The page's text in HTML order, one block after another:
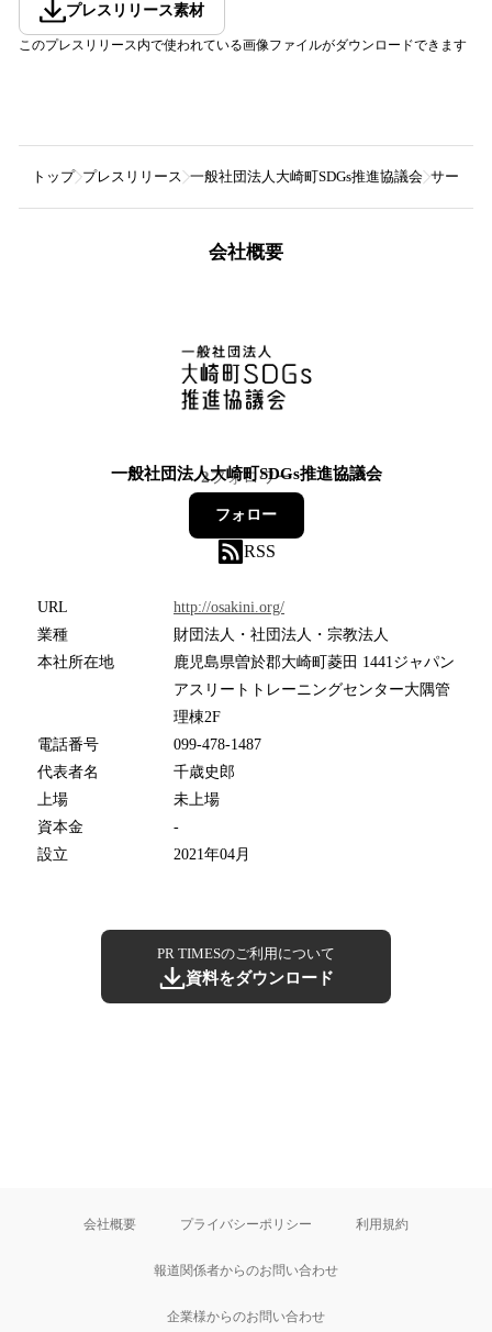
プレスリリース素材
このプレスリリース内で使われている画像ファイルがダウンロードできます
トップ プレスリリース 一般社団法人大崎町SDGs推進協議会 サーキュ
会社概要
一般社団法人大崎町SDGs推進協議会
2フォロワー
フォロー
RSS
URL
http://osakini.org/
業種
財団法人・社団法人・宗教法人
本社所在地
鹿児島県曽於郡大崎町菱田 1441ジャパン
アスリートトレーニングセンター大隅管
理棟2F
電話番号
099-478-1487
代表者名
千歳史郎
上場
未上場
資本金
-
設立
2021年04月
PR TIMESのご利用について
資料をダウンロード
会社概要 プライバシーポリシー 利用規約
報道関係者からのお問い合わせ
企業様からのお問い合わせ